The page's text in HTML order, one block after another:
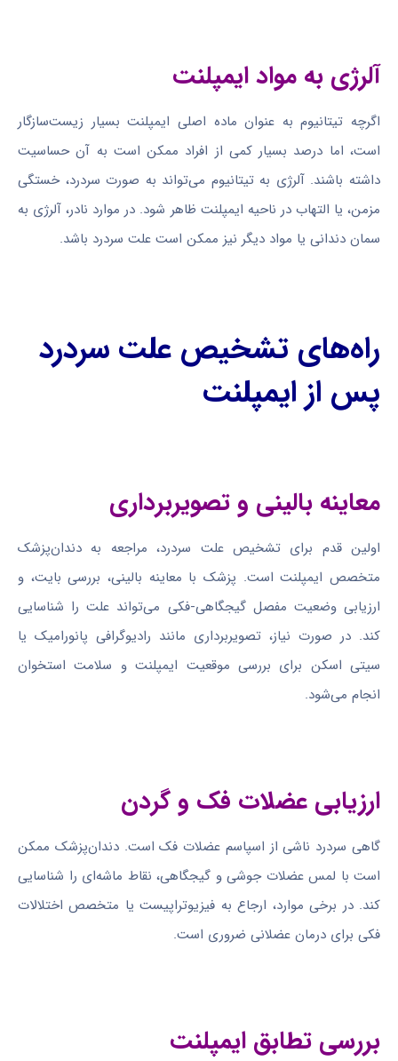
آلرژی به مواد ایمپلنت
اگرچه تیتانیوم به عنوان ماده اصلی ایمپلنت بسیار زیست‌سازگار
است، اما درصد بسیار کمی از افراد ممکن است به آن حساسیت
داشته باشند. آلرژی به تیتانیوم می‌تواند به صورت سردرد، خستگی
مزمن، یا التهاب در ناحیه ایمپلنت ظاهر شود. در موارد نادر، آلرژی به
سمان دندانی یا مواد دیگر نیز ممکن است علت سردرد باشد.
راه‌های تشخیص علت سردرد
پس از ایمپلنت
معاینه بالینی و تصویربرداری
اولین قدم برای تشخیص علت سردرد، مراجعه به دندان‌پزشک
متخصص ایمپلنت است. پزشک با معاینه بالینی، بررسی بایت، و
ارزیابی وضعیت مفصل گیجگاهی-فکی می‌تواند علت را شناسایی
کند. در صورت نیاز، تصویربرداری مانند رادیوگرافی پانورامیک یا
سیتی اسکن برای بررسی موقعیت ایمپلنت و سلامت استخوان
انجام می‌شود.
ارزیابی عضلات فک و گردن
گاهی سردرد ناشی از اسپاسم عضلات فک است. دندان‌پزشک ممکن
است با لمس عضلات جوشی و گیجگاهی، نقاط ماشه‌ای را شناسایی
کند. در برخی موارد، ارجاع به فیزیوتراپیست یا متخصص اختلالات
فکی برای درمان عضلانی ضروری است.
بررسی تطابق ایمپلنت